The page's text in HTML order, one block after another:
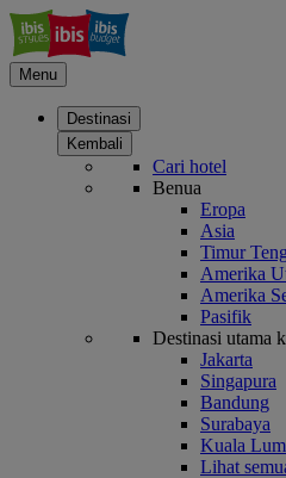
Menu
Destinasi
Kembali
Cari hotel
Benua
Eropa
Asia
Timur
Amerika
Amerika
Pasifik
Destinasi utama
Jakarta
Singapura
Bandung
Surabaya
Kuala
Lihat